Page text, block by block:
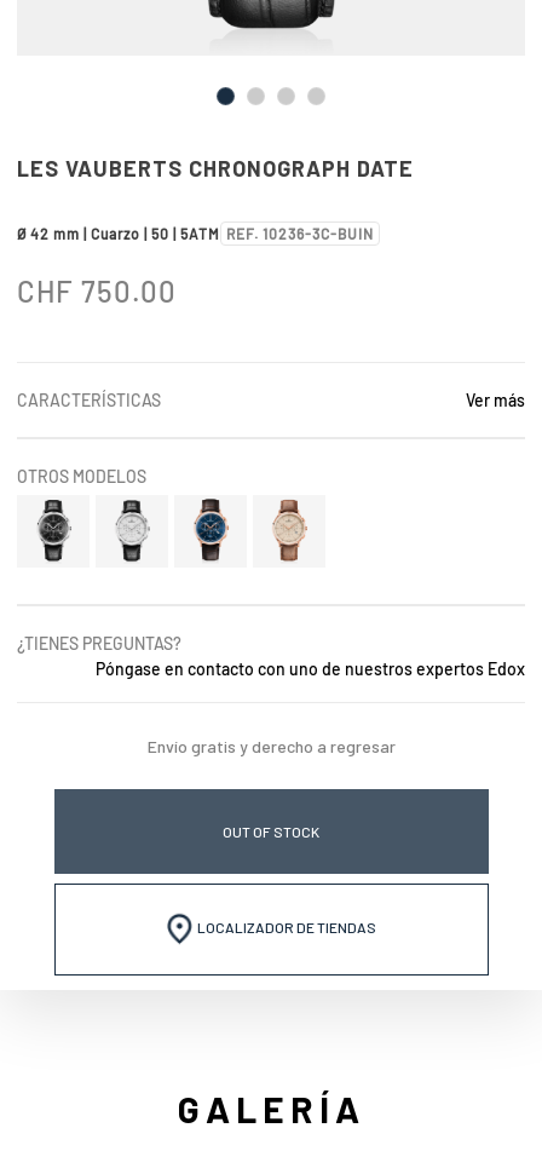
LES VAUBERTS CHRONOGRAPH DATE
Ø 42 mm | Cuarzo | 50 | 5ATM REF. 10236-3C-BUIN
CHF 750.00
CARACTERÍSTICAS Ver más
OTROS MODELOS
¿TIENES PREGUNTAS?
Póngase en contacto con uno de nuestros expertos Edox
Envío gratis y derecho a regresar
OUT OF STOCK
LOCALIZADOR DE TIENDAS
GALERÍA